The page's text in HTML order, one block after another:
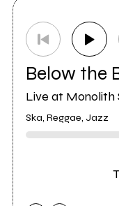
Below the
Live at Monolith
Ska, Reggae, Jazz